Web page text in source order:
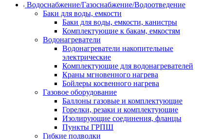
Водоснабжение/Газоснабжение/Водоотведение
Баки для воды, емкости
Баки для воды, емкости, канистры
Комплектующие к бакам, емкостям
Водонагреватели
Водонагреватели накопительные
электрические
Комплектующие для водонагревателей
Краны мгновенного нагрева
Бойлеры косвенного нагрева
Газовое оборудование
Баллоны газовые и комплектующие
Горелки, резаки и комплектующие
Изолирующие соединения, фланцы
Пункты ГРПШ
Гибкие подводки